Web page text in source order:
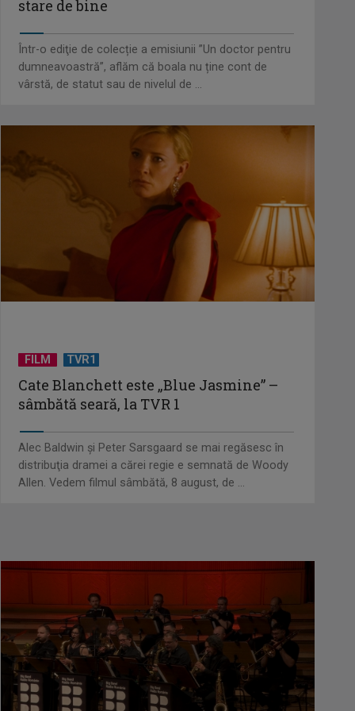
David Popovici atacă o
În direct şi în ...
Sadoveanu, la ...
”Un doctor pentru dumneavoastră”
vine cu informații esențiale pentru
o stare ...
Serialul „Toate pânzele sus!” ne
umple duminicile de aventură, la
TVR 2
stare de bine
Într-o ediţie de colecție a emisiunii ”Un doctor pentru
dumneavoastră”, aflăm că boala nu ține cont de
vârstă, de statut sau de nivelul de ...
FILM TVR1
Cate Blanchett este „Blue Jasmine” –
sâmbătă seară, la TVR 1
Alec Baldwin şi Peter Sarsgaard se mai regăsesc în
distribuţia dramei a cărei regie e semnată de Woody
Allen. Vedem filmul sâmbătă, 8 august, de ...